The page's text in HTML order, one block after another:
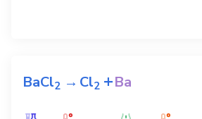
BaCl2 →Cl2 +Ba